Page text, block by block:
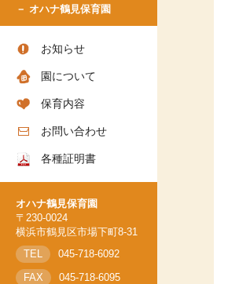
オハナ鶴見保育園
お知らせ
園について
保育内容
お問い合わせ
各種証明書
オハナ鶴見保育園
〒230-0024
横浜市鶴見区市場下町8-31
TEL
045-718-6092
FAX 045-718-6095
- 入所について
- ショートステイについて
- アクセス
- お問い合わせ
ちろりん村 横須賀
オハナ鶴ヶ峰保育園
オハナ鶴見保育園